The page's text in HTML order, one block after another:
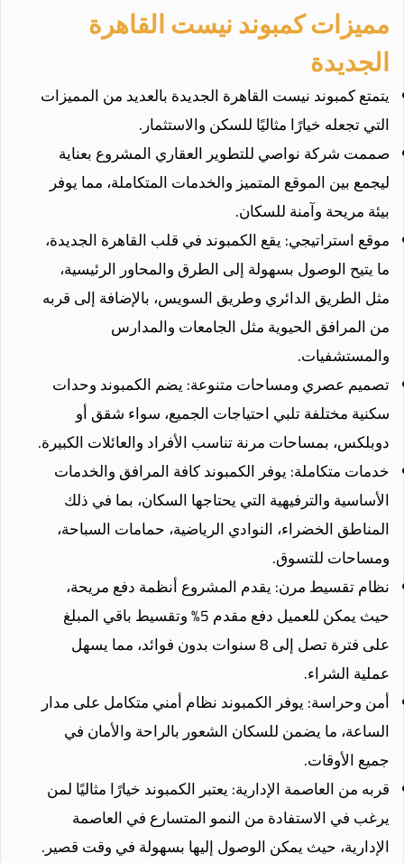
مميزات كمبوند نيست القاهرة
الجديدة
يتمتع كمبوند نيست القاهرة الجديدة بالعديد من المميزات
التي تجعله خيارًا مثاليًا للسكن والاستثمار.
صممت شركة نواصي للتطوير العقاري المشروع بعناية
ليجمع بين الموقع المتميز والخدمات المتكاملة، مما يوفر
بيئة مريحة وآمنة للسكان.
موقع استراتيجي: يقع الكمبوند في قلب القاهرة الجديدة،
ما يتيح الوصول بسهولة إلى الطرق والمحاور الرئيسية،
مثل الطريق الدائري وطريق السويس، بالإضافة إلى قربه
من المرافق الحيوية مثل الجامعات والمدارس
والمستشفيات.
تصميم عصري ومساحات متنوعة: يضم الكمبوند وحدات
سكنية مختلفة تلبي احتياجات الجميع، سواء شقق أو
دوبلكس، بمساحات مرنة تناسب الأفراد والعائلات الكبيرة.
خدمات متكاملة: يوفر الكمبوند كافة المرافق والخدمات
الأساسية والترفيهية التي يحتاجها السكان، بما في ذلك
المناطق الخضراء، النوادي الرياضية، حمامات السباحة،
ومساحات للتسوق.
نظام تقسيط مرن: يقدم المشروع أنظمة دفع مريحة،
حيث يمكن للعميل دفع مقدم 5% وتقسيط باقي المبلغ
على فترة تصل إلى 8 سنوات بدون فوائد، مما يسهل
عملية الشراء.
أمن وحراسة: يوفر الكمبوند نظام أمني متكامل على مدار
الساعة، ما يضمن للسكان الشعور بالراحة والأمان في
جميع الأوقات.
قربه من العاصمة الإدارية: يعتبر الكمبوند خيارًا مثاليًا لمن
يرغب في الاستفادة من النمو المتسارع في العاصمة
الإدارية، حيث يمكن الوصول إليها بسهولة في وقت قصير.